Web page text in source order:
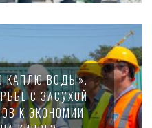
КАПЛЮ ВОДЫ».
С ЗАСУХОЙ
К ЭКОНОМИИ